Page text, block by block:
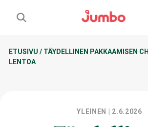
ETUSIVU / TÄYDELLINEN PAKKAAMISEN
LENTOA
YLEINEN | 2.6.2026